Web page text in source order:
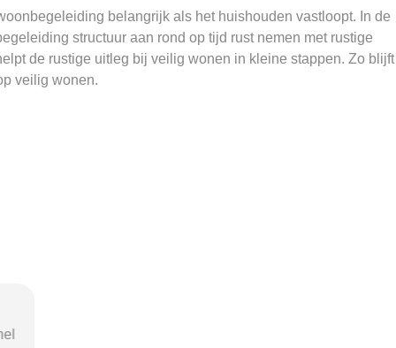
belangrijk als het huishouden vastloopt. In de
structuur aan rond op tijd rust nemen met rustige
de rustige uitleg bij veilig wonen in kleine stappen. Zo blijft
veilig wonen.